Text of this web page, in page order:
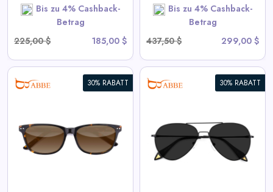
Bis zu 4% Cashback-
Betrag
225,00 $
185,00 $
Bis zu 4% Cashback-
Betrag
437,50 $
299,00 $
30% RABATT 30% RABATT
Sonnenbrille
View All ABBE Deals